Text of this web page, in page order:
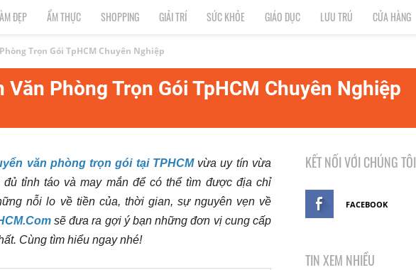
ĐẸP ẨM THỰC SHOPPING GIẢI TRÍ SỨC KHỎE GIÁO DỤC LƯU TRÚ CỬA HÀNG
Trọn Gói TpHCM Chuyên Nghiệp
Văn Phòng Trọn Gói TpHCM Chuyên Nghiệp
văn phòng trọn gói tại TPHCMvừa uy tín vừa
tỉnh táo và may mắn để có thể tìm được địa chỉ
nỗi lo về tiền của, thời gian, sự nguyên vẹn về
sẽ đưa ra gợi ý bạn những đơn vị cung cấp
Cùng tìm hiểu ngay nhé!
KẾT NỐI VỚI CHÚNG TÔI
FACEBOOK
TIN XEM NHIỀU